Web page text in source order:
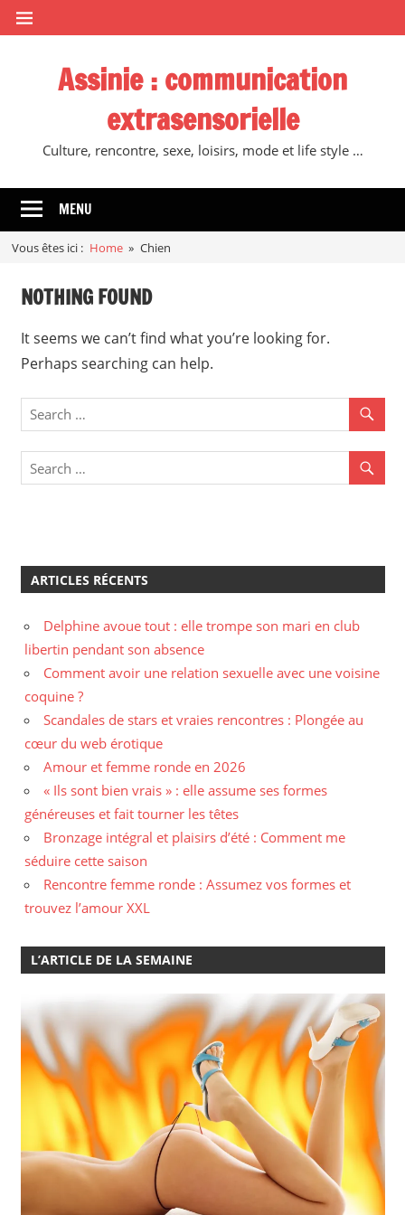
Skip
to
Assinie : communication
extrasensorielle
Culture, rencontre, sexe, loisirs, mode et life style …
MENU
Vous êtes ici : Home Chien
NOTHING FOUND
It seems we can’t find what you’re looking for.
Perhaps searching can help.
ARTICLES RÉCENTS
Delphine avoue tout : elle trompe son mari en club
libertin pendant son absence
Comment avoir une relation sexuelle avec une voisine
coquine ?
Scandales de stars et vraies rencontres : Plongée au
cœur du web érotique
Amour et femme ronde en 2026
« Ils sont bien vrais » : elle assume ses formes
généreuses et fait tourner les têtes
Bronzage intégral et plaisirs d’été : Comment me
séduire cette saison
Rencontre femme ronde : Assumez vos formes et
trouvez l’amour XXL
L’ARTICLE DE LA SEMAINE